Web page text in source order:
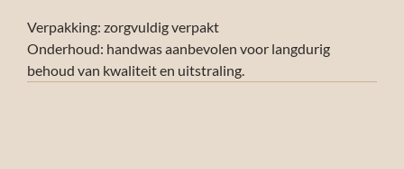
Verpakking: zorgvuldig verpakt
Onderhoud: handwas aanbevolen voor langdurig
behoud van kwaliteit en uitstraling.